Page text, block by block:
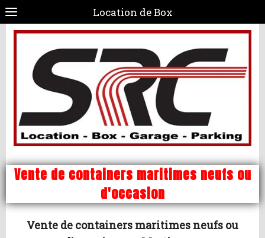
Location de Box
Vente de containers maritimes neufs ou
d'occasion
Vente de containers maritimes neufs ou